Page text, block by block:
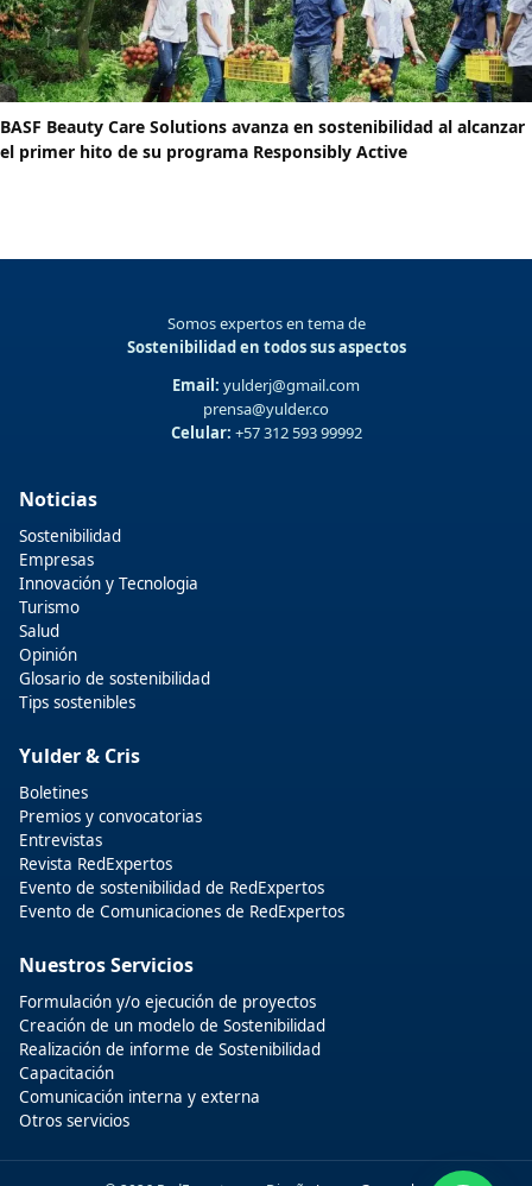
BASF Beauty Care Solutions avanza en sostenibilidad al alcanzar
el primer hito de su programa Responsibly Active
Somos expertos en tema de
Sostenibilidad en todos sus aspectos
Email: yulderj@gmail.com
prensa@yulder.co
Celular: +57 312 593 99992
Noticias
Sostenibilidad
Empresas
Innovación y Tecnologia
Turismo
Salud
Opinión
Glosario de sostenibilidad
Tips sostenibles
Yulder & Cris
Boletines
Premios y convocatorias
Entrevistas
Revista RedExpertos
Evento de sostenibilidad de RedExpertos
Evento de Comunicaciones de RedExpertos
Nuestros Servicios
Formulación y/o ejecución de proyectos
Creación de un modelo de Sostenibilidad
Realización de informe de Sostenibilidad
Capacitación
Comunicación interna y externa
Otros servicios